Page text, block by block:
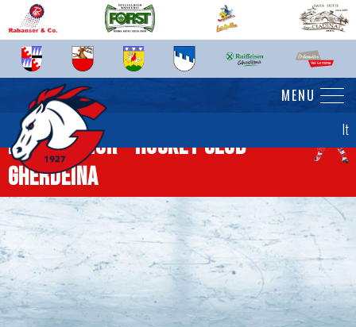
It
MENU
News senior - Hockey Club
Gherdëina